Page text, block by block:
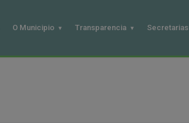
O Municipio Transparencia Secretarias